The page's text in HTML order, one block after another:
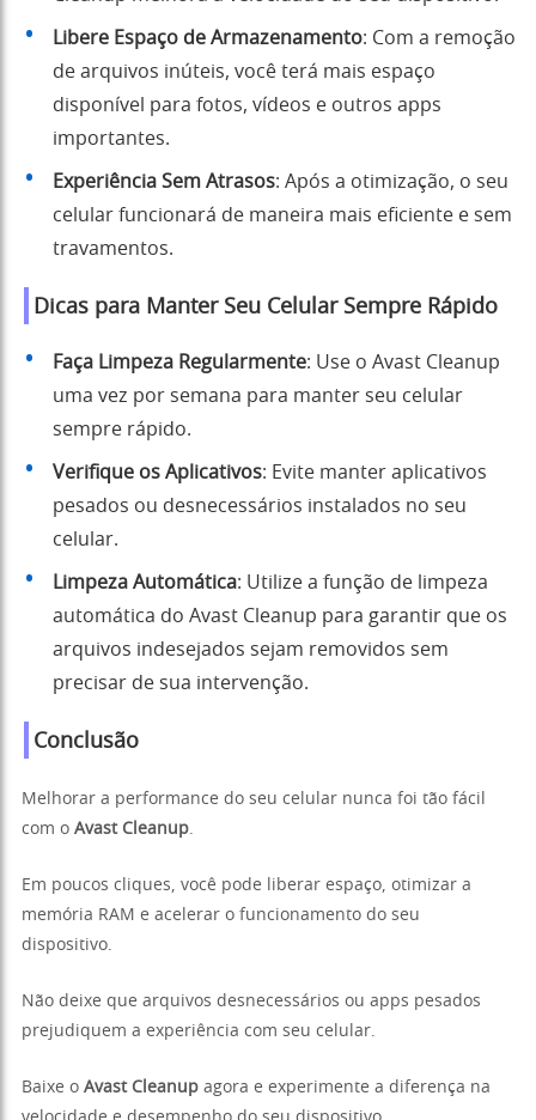
Libere Espaço de Armazenamento: Com a remoção
de arquivos inúteis, você terá mais espaço
disponível para fotos, vídeos e outros apps
importantes.
Experiência Sem Atrasos: Após a otimização, o seu
celular funcionará de maneira mais eficiente e sem
travamentos.
Dicas para Manter Seu Celular Sempre Rápido
Faça Limpeza Regularmente: Use o Avast Cleanup
uma vez por semana para manter seu celular
sempre rápido.
Verifique os Aplicativos: Evite manter aplicativos
pesados ou desnecessários instalados no seu
celular.
Limpeza Automática: Utilize a função de limpeza
automática do Avast Cleanup para garantir que os
arquivos indesejados sejam removidos sem
precisar de sua intervenção.
Conclusão
Melhorar a performance do seu celular nunca foi tão fácil
com o Avast Cleanup.
Em poucos cliques, você pode liberar espaço, otimizar a
memória RAM e acelerar o funcionamento do seu
dispositivo.
Não deixe que arquivos desnecessários ou apps pesados
prejudiquem a experiência com seu celular.
Baixe o Avast Cleanup agora e experimente a diferença na